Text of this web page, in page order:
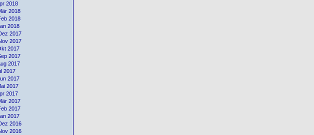
2018
2018
2018
2018
2017
2017
2017
2017
2017
2017
2017
2017
2017
2017
2017
2017
2016
2016